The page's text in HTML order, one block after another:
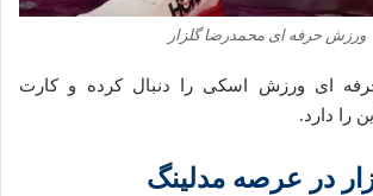
ورزش حرفه ای محمدرضا گلزار
ای ورزش اسکی را دنبال کرده و کارت
را دارد.
در عرصه مدلینگ